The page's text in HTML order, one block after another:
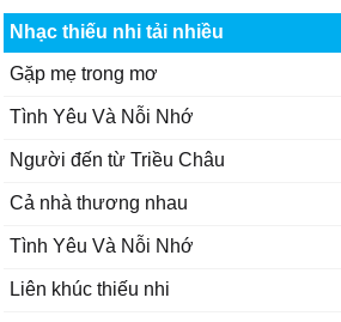
Nhạc thiếu nhi tải nhiều
Gặp mẹ trong mơ
Tình Yêu Và Nỗi Nhớ
Người đến từ Triều Châu
Cả nhà thương nhau
Tình Yêu Và Nỗi Nhớ
Liên khúc thiếu nhi